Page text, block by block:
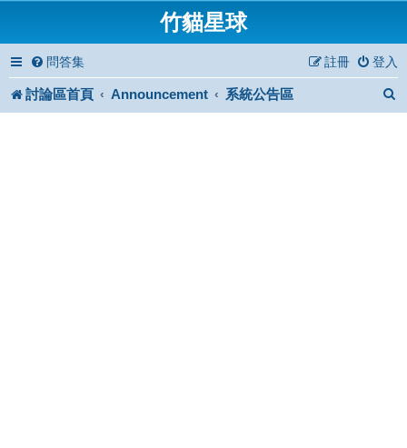
竹貓星球
問答集 登入
註冊
討論區首頁 Announcement 系統公告區